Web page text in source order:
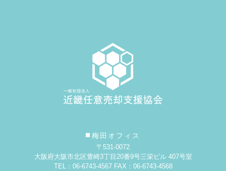
梅田オフィス
〒531-0072
大阪府大阪市北区豊崎3丁目20番9号三栄ビル 407号室
TEL：06-6743-4567 FAX：06-6743-4568